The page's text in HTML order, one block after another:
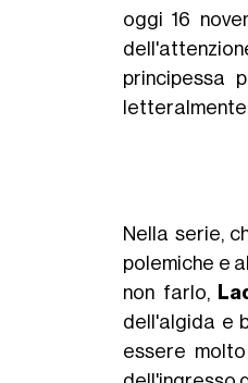
oggi 16
principessa
letteralmente
Nella serie,
polemiche e
non farlo,
dell'algida e
essere